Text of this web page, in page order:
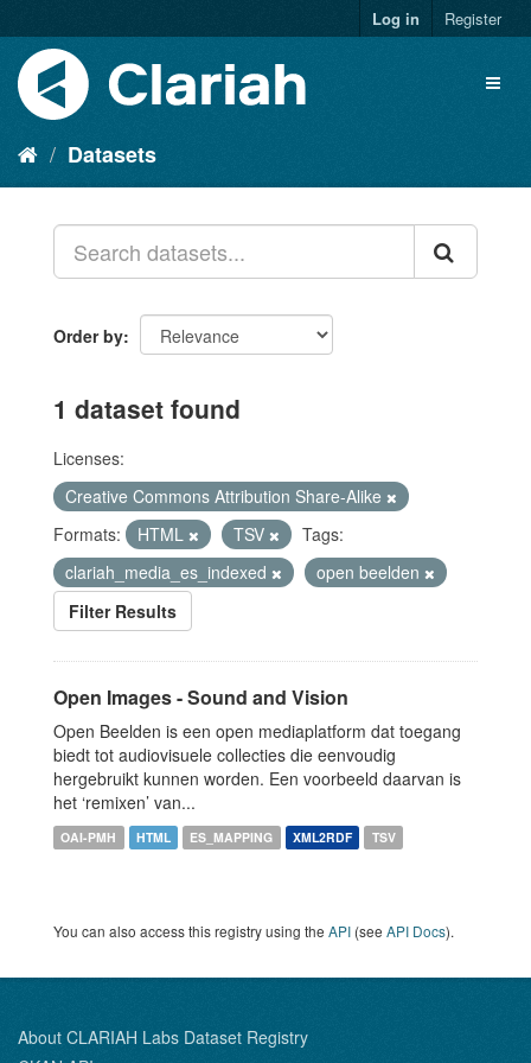
Log in Register
Datasets
Order by
1 dataset found
Licenses:
Creative Commons Attribution Share-Alike
Formats:
HTML TSV
Tags:
clariah_media_es_indexed
open beelden
Filter Results
Open Images - Sound and Vision
Open Beelden is een open mediaplatform dat toegang
biedt tot audiovisuele collecties die eenvoudig
hergebruikt kunnen worden. Een voorbeeld daarvan is
het ‘remixen’ van...
OAI-PMH HTML ES_MAPPING XML2RDF TSV
You can also access this registry using the API (see API Docs).
About CLARIAH Labs Dataset Registry